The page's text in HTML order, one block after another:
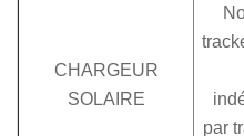
CHARGEUR
SOLAIRE
par